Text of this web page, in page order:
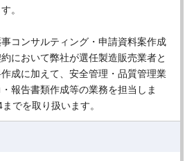
。
コンサルティング・申請資料案作成
において弊社が選任製造販売業者と
成に加えて、安全管理・品質管理業
報告書類作成等の業務を担当しま
でを取り扱います。